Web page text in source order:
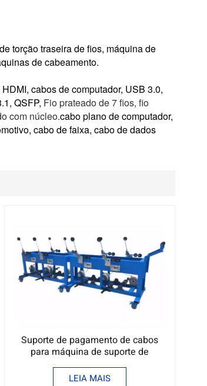
torção traseira de fios, máquina de
de cabeamento.
cabos de computador, USB 3.0,
QSFP, Fio prateado de 7 fios, fio
com núcleo.cabo plano de computador,
cabo de faixa, cabo de dados
Suporte de pagamento de cabos
para máquina de suporte de
pagamento de cabos
LEIA MAIS